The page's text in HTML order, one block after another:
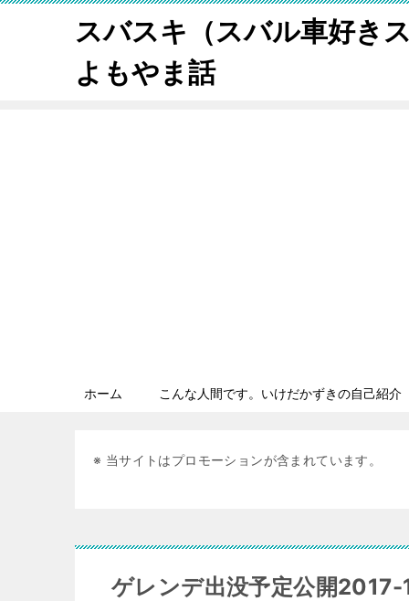
スバスキ（スバル車好き
よもやま話
ホーム こんな人間です。いけだかずきの自己紹介
※ 当サイトはプロモーションが含まれています。
ゲレンデ出没予定公開2017-